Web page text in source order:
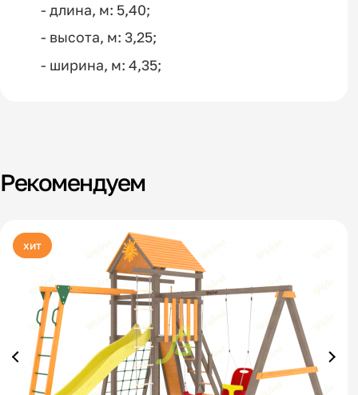
- длина, м: 5,40;
- высота, м: 3,25;
- ширина, м: 4,35;
Рекомендуем
хит